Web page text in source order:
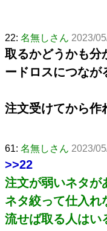
22: 名無しさん 2023/
取るかどうかも分
ードロスにつなが
注文受けてから作
61: 名無しさん 2023/
>>22
注文が弱いネタが
ネタ絞って仕入れ
流せば取る人はい